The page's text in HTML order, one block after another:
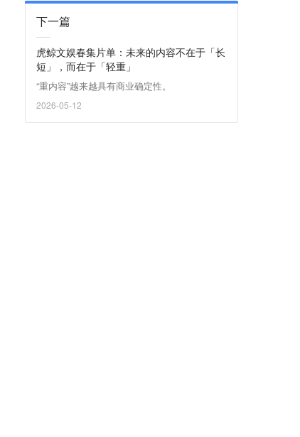
下一篇
虎鲸文娱春集片单：未来的内容不在于「长
短」，而在于「轻重」
“重内容”越来越具有商业确定性。
2026-05-12